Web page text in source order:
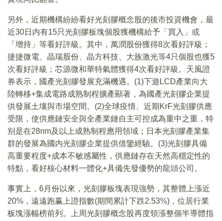
另外，近期機構紛紛看好光刻膠概念股的後市投資機會，最
近30日内有15只光刻膠板塊個股獲機構給予「買入」或
「增持」等看好評級。其中，萬潤股份獲得8次看好評級；
捷捷微電、晶瑞股份、晶方科技、大族激光等4只個股也獲5
次看好評級；芯源微和華特氣體獲得4次看好評級。天風證
券表示，國產光刻膠發展充滿機遇。(1)下遊LCD產業向大
陸轉移+集成電路成熟制程擴產顯著，為國產光刻膠企業提
供發展土壤與市場空間。(2)全球疫情、近期KrF光刻膠供應
受限，使供應鏈安全與全產業鏈自主可控成為重中之重，特
别是在28nm及以上成熟制程應用領域；日本光刻膠產業集
群的發展為國内光刻膠企業提供借鑒經驗。(3)光刻膠具備
高重要程度+成本不敏感屬性，供應鏈存在天然高穩定性的
特點，看好核心材料一體化+具備先發優勢的龍頭公司。
事實上，6月份以來，光刻膠板塊表現強勢，其整體上漲近
20%，遠遠跑赢上證指數(期間累計下跌2.53%)，位居行業
板塊漲幅榜前列。上周光刻膠概念股再度領漲整個半導體指